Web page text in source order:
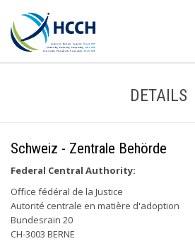
DETAILS
Schweiz - Zentrale Behörde
Federal Central Authority:
Office fédéral de la Justice
Autorité centrale en matière d'adoption
Bundesrain 20
CH-3003 BERNE